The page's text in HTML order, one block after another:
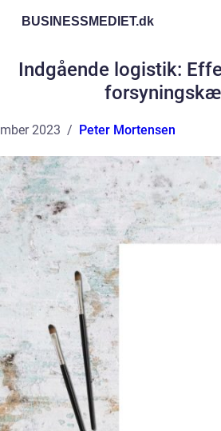
BUSINESSMEDIET.dk
Indgående logistik:
2023 Peter Mortensen